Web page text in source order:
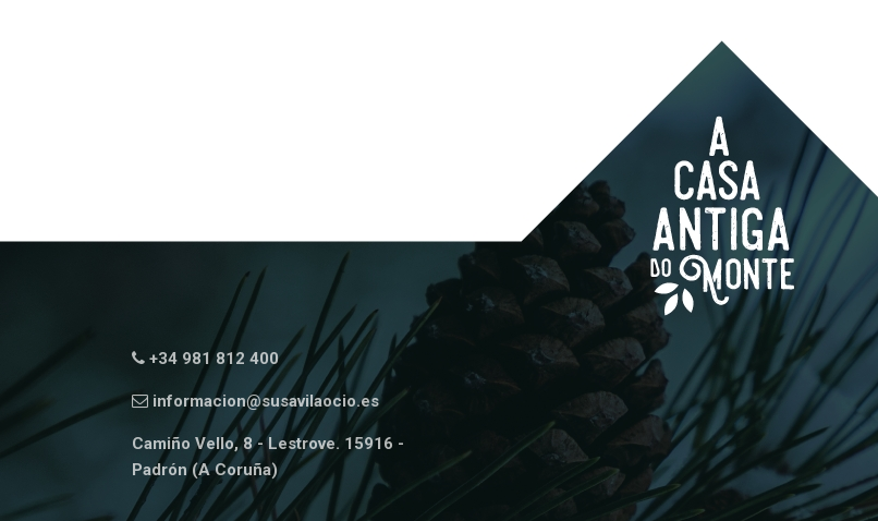
+34 981 812 400
informacion@susavilaocio.es
Camiño Vello, 8 - Lestrove. 15916 -
Padrón (A Coruña)